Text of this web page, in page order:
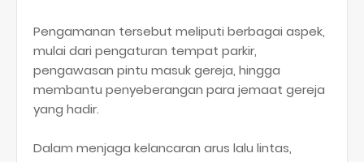
Pengamanan tersebut meliputi berbagai aspek,
mulai dari pengaturan tempat parkir,
pengawasan pintu masuk gereja, hingga
membantu penyeberangan para jemaat gereja
yang hadir.
Dalam menjaga kelancaran arus lalu lintas,